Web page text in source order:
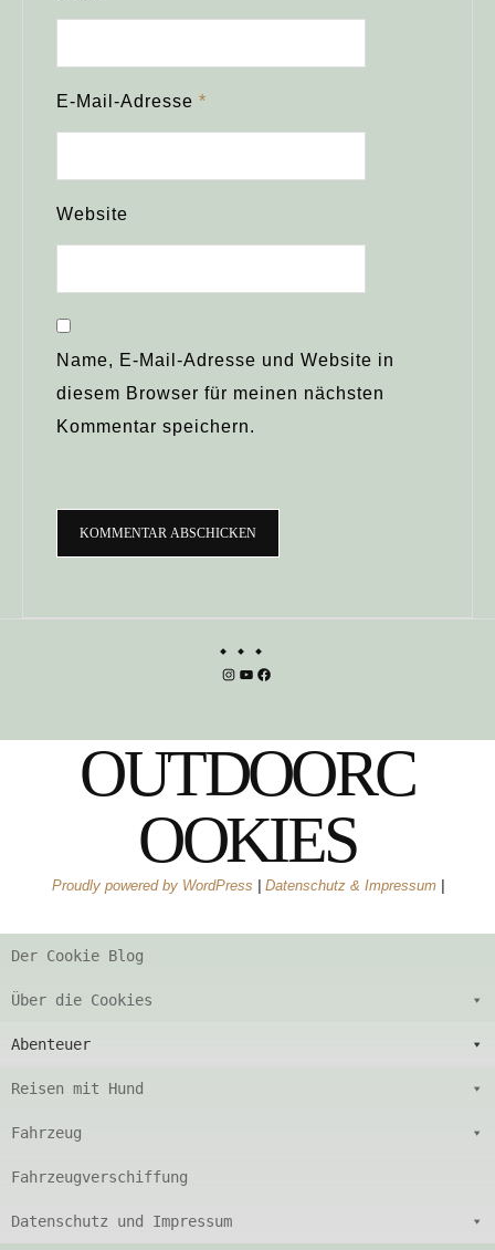
E-Mail-Adresse *
Website
Name, E-Mail-Adresse und Website in
diesem Browser für meinen nächsten
Kommentar speichern.
Instagram
YouTube
Facebook
OUTDOORC
OOKIES
Proudly powered by WordPress Datenschutz & Impressum
Der Cookie Blog
Über die Cookies
Abenteuer
Reisen mit Hund
Fahrzeug
Fahrzeugverschiffung
Datenschutz und Impressum